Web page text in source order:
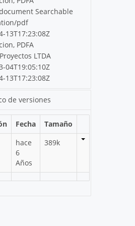
Searchable
pdf
13T17:23:08Z
PDFA
LTDA
04T19:05:10Z
13T17:23:08Z
de versiones
Fecha
Tamaño
hace
6
Años
389k